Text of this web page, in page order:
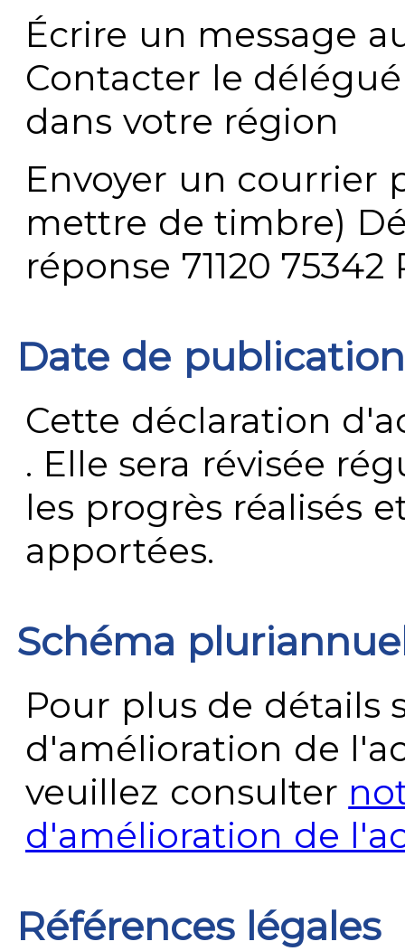
Écrire un message
Contacter le
dans votre région
Envoyer un courrier
mettre de timbre)
réponse 71120 75342
Date de publication
Cette déclaration
. Elle sera révisée
les progrès réalisés
apportées.
Schéma
Pour plus de détails
d'amélioration de
veuillez consulter
d'amélioration de
Références légales